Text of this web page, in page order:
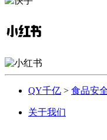
QY千亿 > 食品安
关于我们